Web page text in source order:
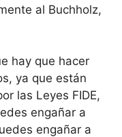
al Buchholz,
hay que hacer
ya que están
las Leyes FIDE,
engañar a
engañar a